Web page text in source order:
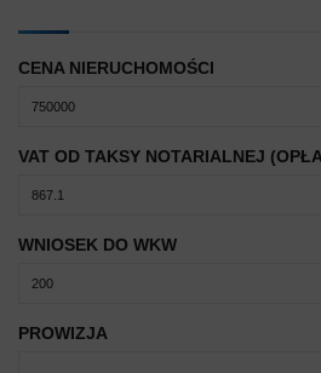
CENA NIERUCHOMOŚCI
VAT OD TAKSY NOTARIALNEJ
WNIOSEK DO WKW
PROWIZJA